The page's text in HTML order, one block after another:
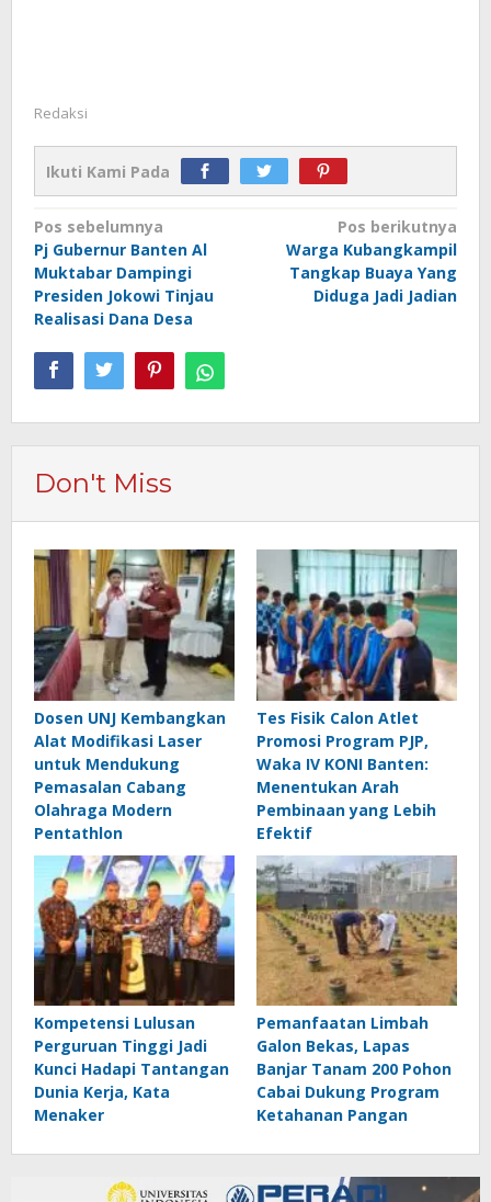
Redaksi
Ikuti Kami Pada
Navigasi
pos
Pos sebelumnya
Pj Gubernur Banten Al
Muktabar Dampingi
Presiden Jokowi Tinjau
Realisasi Dana Desa
Pos berikutnya
Warga Kubangkampil
Tangkap Buaya Yang
Diduga Jadi Jadian
Don't Miss
Dosen UNJ Kembangkan
Alat Modifikasi Laser
untuk Mendukung
Pemasalan Cabang
Olahraga Modern
Pentathlon
Tes Fisik Calon Atlet
Promosi Program PJP,
Waka IV KONI Banten:
Menentukan Arah
Pembinaan yang Lebih
Efektif
Kompetensi Lulusan
Perguruan Tinggi Jadi
Kunci Hadapi Tantangan
Dunia Kerja, Kata
Menaker
Pemanfaatan Limbah
Galon Bekas, Lapas
Banjar Tanam 200 Pohon
Cabai Dukung Program
Ketahanan Pangan